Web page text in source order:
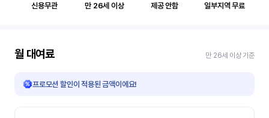
신용무관 만 26세 이상 제공 안함 일부지역 무료
월 대여료 만 26세 이상 기준
프로모션 할인이 적용된 금액이에요!